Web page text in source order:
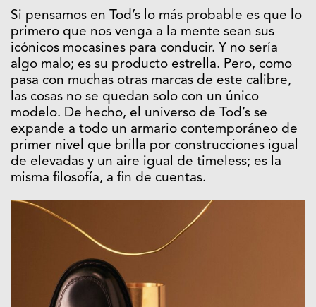
Si pensamos en Tod’s lo más probable es que lo
primero que nos venga a la mente sean sus
icónicos mocasines para conducir. Y no sería
algo malo; es su producto estrella. Pero, como
pasa con muchas otras marcas de este calibre,
las cosas no se quedan solo con un único
modelo. De hecho, el universo de Tod’s se
expande a todo un armario contemporáneo de
primer nivel que brilla por construcciones igual
de elevadas y un aire igual de timeless; es la
misma filosofía, a fin de cuentas.